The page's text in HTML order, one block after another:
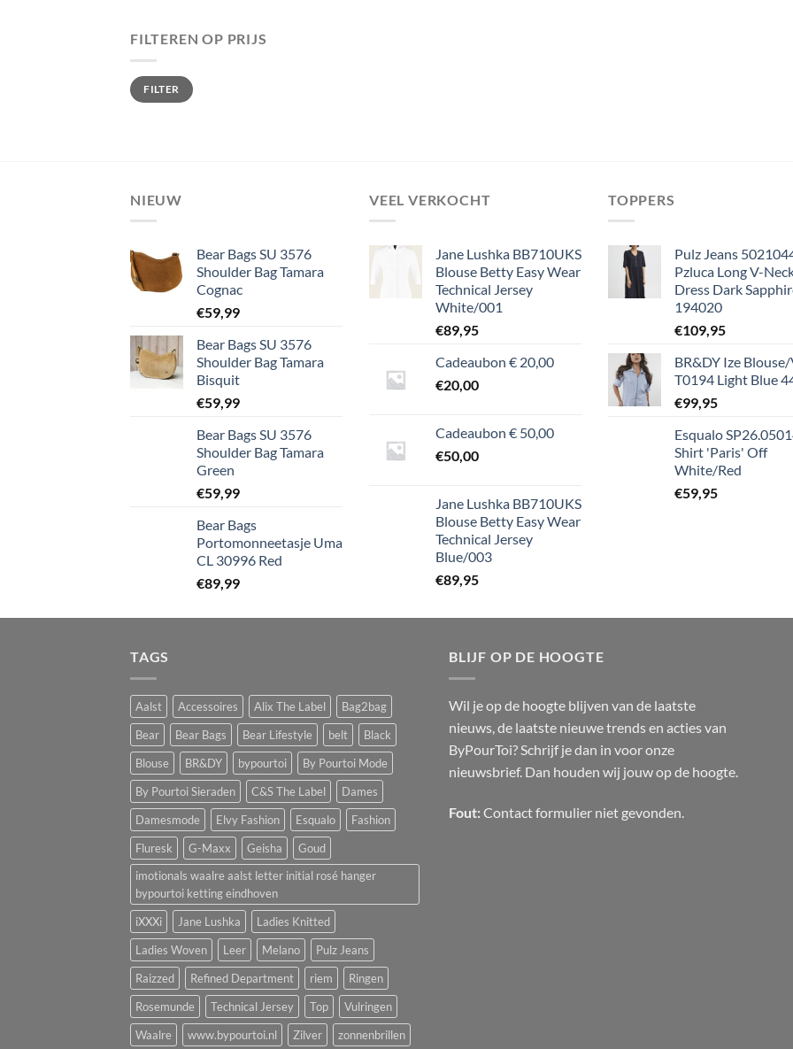
FILTEREN OP PRIJS
Min.
prijs
Max.
prijsFILTER
NIEUW
Bear Bags SU 3576
Shoulder Bag Tamara
Cognac
€59,99
Bear Bags SU 3576
Shoulder Bag Tamara
Bisquit
€59,99
Bear Bags SU 3576
Shoulder Bag Tamara
Green
€59,99
Bear Bags
Portomonneetasje Uma
CL 30996 Red
€89,99
VEEL VERKOCHT
Jane Lushka BB710UKS
Blouse Betty Easy Wear
Technical Jersey
White/001
€89,95
Cadeaubon € 20,00
€20,00
Cadeaubon € 50,00
€50,00
Jane Lushka BB710UKS
Blouse Betty Easy Wear
Technical Jersey
Blue/003
€89,95
TOPPERS
Pulz Jeans
Pzluca Long V-
Dress Dark
194020
€109,95
BR&DY Ize
T0194 Light Blue
€99,95
Esqualo
Shirt 'Paris' Off
White/Red
€59,95
TAGS
Aalst Accessoires Alix The Label
Bag2bag
Bear
Bear Bags Bear Lifestyle belt
Black
Blouse
BR&DY bypourtoi
By Pourtoi Mode
By Pourtoi Sieraden
C&S The Label
Dames
Damesmode
Elvy Fashion Esqualo
Fashion
Fluresk
G-Maxx Geisha
Goud
imotionals waalre aalst letter initial rosé hanger
bypourtoi ketting eindhoven
iXXXi
Jane Lushka
Ladies Knitted
Ladies Woven
Leer Melano
Pulz Jeans
Raizzed
Refined Department riem
Ringen
Rosemunde
Technical Jersey Top
Vulringen
Waalre
www.bypourtoi.nl Zilver zonnenbrillen
BLIJF OP DE HOOGTE
Wil je op de hoogte blijven van de laatste
nieuws, de laatste nieuwe trends en acties van
ByPourToi? Schrijf je dan in voor onze
nieuwsbrief. Dan houden wij jouw op de hoogte.
Fout: Contact formulier niet gevonden.